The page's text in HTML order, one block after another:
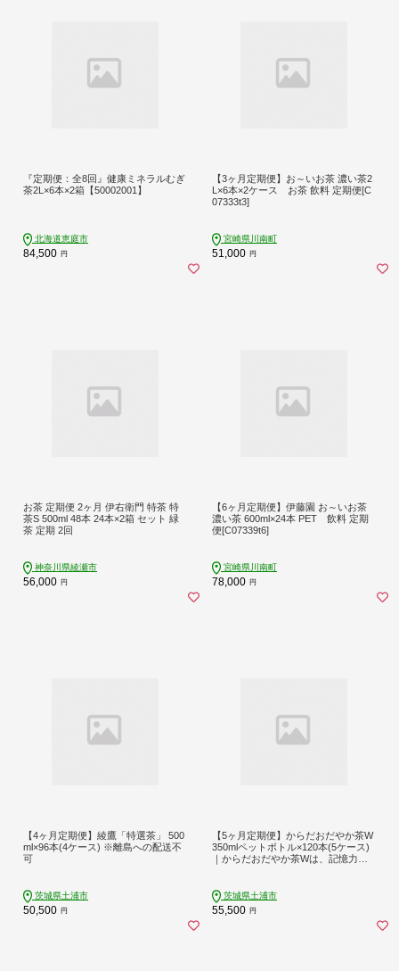
『定期便：全8回』健康ミネラルむぎ
茶2L×6本×2箱【50002001】
北海道恵庭市
84,500 円
【3ヶ月定期便】お～いお茶 濃い茶2
L×6本×2ケース お茶 飲料 定期便[C
07333t3]
宮崎県川南町
51,000 円
お茶 定期便 2ヶ月 伊右衛門 特茶 特
茶S 500ml 48本 24本×2箱 セット 緑
茶 定期 2回
神奈川県綾瀬市
56,000 円
【6ヶ月定期便】伊藤園 お～いお茶
濃い茶 600ml×24本 PET 飲料 定期
便[C07339t6]
宮崎県川南町
78,000 円
【4ヶ月定期便】綾鷹「特選茶」 500
ml×96本(4ケース) ※離島への配送不
可
茨城県土浦市
50,500 円
【5ヶ月定期便】からだおだやか茶W
350mlペットボトル×120本(5ケース)
｜からだおだやか茶Wは、記憶力や
す。ほどよい渋みとすっきり飲みや
すい味わいです。 ※離島への配送不
可
茨城県土浦市
55,500 円